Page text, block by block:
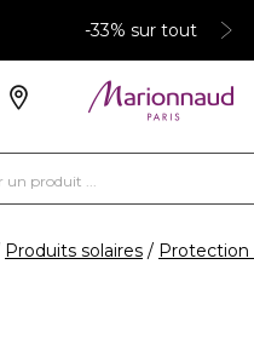
-33% sur tout
Produits solaires Protection